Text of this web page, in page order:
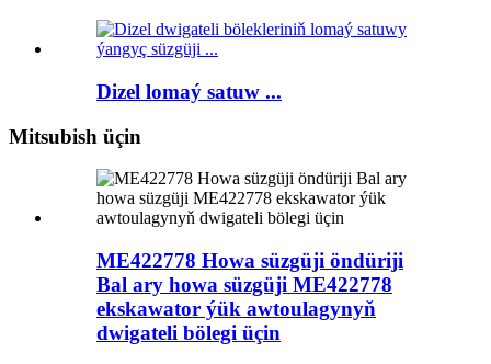
Dizel lomaý satuw ...
Mitsubish üçin
ME422778 Howa süzgüji öndüriji
Bal ary howa süzgüji ME422778
ekskawator ýük awtoulagynyň
dwigateli bölegi üçin